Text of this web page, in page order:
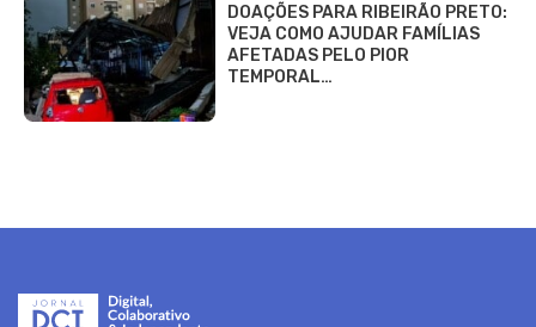
DOAÇÕES PARA RIBEIRÃO PRETO:
VEJA COMO AJUDAR FAMÍLIAS
AFETADAS PELO PIOR
TEMPORAL…